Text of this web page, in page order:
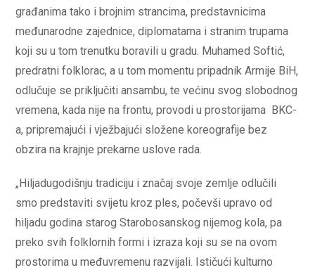
građanima tako i brojnim strancima, predstavnicima
međunarodne zajednice, diplomatama i stranim trupama
koji su u tom trenutku boravili u gradu. Muhamed Softić,
predratni folklorac, a u tom momentu pripadnik Armije BiH,
odlučuje se priključiti ansambu, te većinu svog slobodnog
vremena, kada nije na frontu, provodi u prostorijama BKC-
a, pripremajući i vježbajući složene koreografije bez
obzira na krajnje prekarne uslove rada.
„Hiljadugodišnju tradiciju i značaj svoje zemlje odlučili
smo predstaviti svijetu kroz ples, počevši upravo od
hiljadu godina starog Starobosanskog nijemog kola, pa
preko svih folklornih formi i izraza koji su se na ovom
prostorima u međuvremenu razvijali. Ističući kulturno